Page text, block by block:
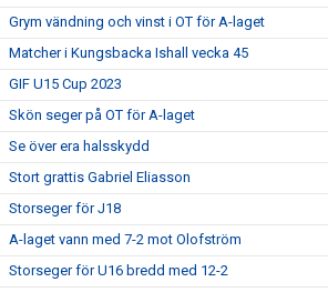
Grym vändning och vinst i OT för A-laget
Matcher i Kungsbacka Ishall vecka 45
GIF U15 Cup 2023
Skön seger på OT för A-laget
Se över era halsskydd
Stort grattis Gabriel Eliasson
Storseger för J18
A-laget vann med 7-2 mot Olofström
Storseger för U16 bredd med 12-2